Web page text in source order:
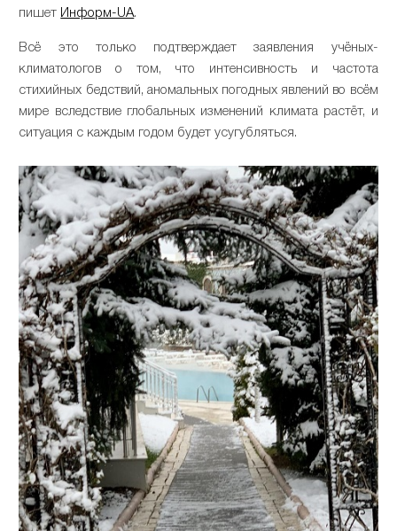
пишет Информ-UA.
Всё это только подтверждает заявления учёных-
климатологов о том, что интенсивность и частота
стихийных бедствий, аномальных погодных явлений во всём
мире вследствие глобальных изменений климата растёт, и
ситуация с каждым годом будет усугубляться.